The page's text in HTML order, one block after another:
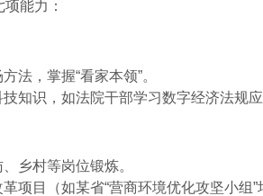
能力：
法，掌握“看家本领”。
技知识，如法院干部学习数字经济法规应
乡村等岗位锻炼。
项目（如某省“营商环境优化攻坚小组”